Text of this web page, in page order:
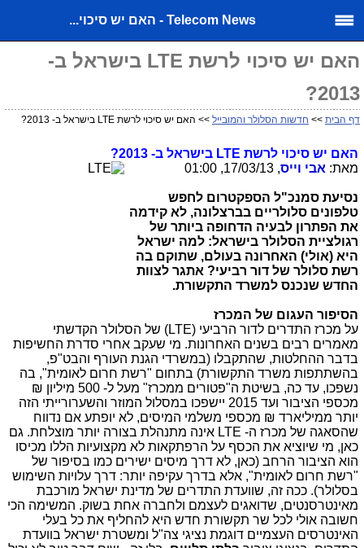
Telecom News - האם יש סיכוי...
האם יש סיכוי לרשת LTE בישראל ב-
2013?
דף הבית >> חדשות הסלולר והמובייל >> האם יש סיכוי לרשת LTE בישראל ב- 2013?
האם יש סיכוי לרשת LTE בישראל ב- 2013?
מאת: אבי וייס, 17/03/13, 01:00
נסיעת סמנכ"ל הספקטרום לחפש
טלפונים סלולריים בברצלונה, לא קידמה
את הפתרון לבעיה הדחופה ביותר של
רגולציית הסלולר בישראל: למה ישראל
היא (אולי) האחרונה בעולם, שתוקם בה
רשת סלולר של דור רביעי? אתגר לצוות
החדש שנכנס למשרד התקשורת.
הסיפור העגום של המכרז
על מכרז התדרים לדור הרביעי (LTE
) של הסלולר הקדשתי
מאמרים רבים בשנים האחרונות. מי שעקב אחרי סדרת החשיפות
בדבר ההחלטות, שהתקבלו (במשרדי הגנת העורף והבט"פ,
בהשתתפות משרד התקשורת) בתחום "רשת חרום לאומית", בה
נשפכו, עד כה, בשיטת ה"פטורים ממכרז" מעל ל- 500 מיליון ₪
מכספי הציבור ועד 2015 יישפכו במסלול המוזר והשערורייתי הזה
יותר ממיליארד ₪ מכספי משלמי המיסים, לא יופתע אם נדווח
שהסאגה של מכרז ה- LTE אינה מתנהלת בצורה יותר מוצלחת. גם
כאן, מי שיוציא את הכסף על הרפתקאות לא מקצועיות הללו מכיסו
הוא הציבור הרחב (כאן, לא דרך מיסים ישירים כמו בסיפור של
"רשת חרום לאומית", אלא בדרך עקיפה יותר: דרך עלויות השימוש
בסלולר). ככה זה, שוועדת התדרים של מדינת ישראל מורכבת
מאינטרסנטים, שדואגים לעצמם ולחברה אחת בשוק. המשימה הכי
חשובה אולי לכל שר תקשורת חדש היא להחליף את כל בעלי
האינטרסים העצמיים דוגמת נציגי צה"ל ומשטרת ישראל בוועדת